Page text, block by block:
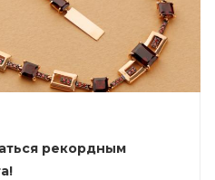
рекордным